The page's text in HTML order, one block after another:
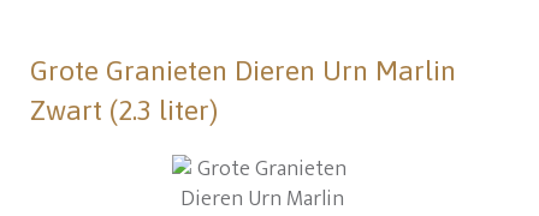
Grote Granieten Dieren Urn Marlin
Zwart (2.3 liter)